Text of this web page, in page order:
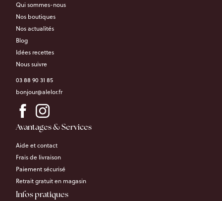
Qui sommes-nous
Nos boutiques
Nos actualités
Blog
Idées recettes
Nous suivre
03 88 90 31 85
bonjour@alelor.fr
Avantages & Services
Aide et contact
Frais de livraison
Paiement sécurisé
Retrait gratuit en magasin
Infos pratiques